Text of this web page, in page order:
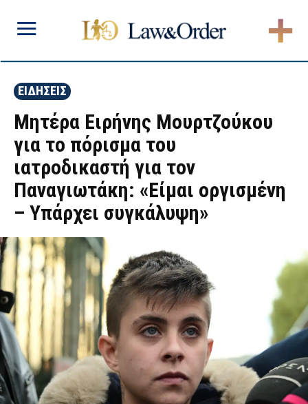
ΕΙΔΗΣΕΙΣ
Μητέρα Ειρήνης Μουρτζούκου
για το πόρισμα του
ιατροδικαστή για τον
Παναγιωτάκη: «Είμαι οργισμένη
– Υπάρχει συγκάλυψη»